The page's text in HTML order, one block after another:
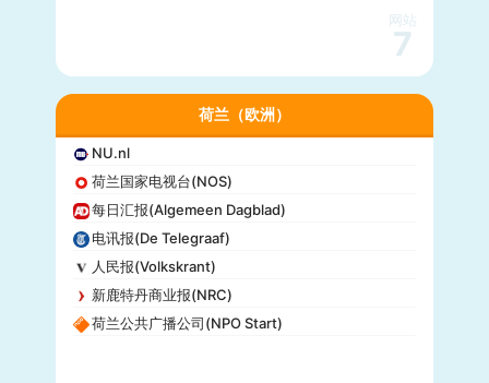
网站
7
荷兰（欧洲）
NU.nl
荷兰国家电视台(NOS)
每日汇报(Algemeen Dagblad)
电讯报(De Telegraaf)
人民报(Volkskrant)
新鹿特丹商业报(NRC)
荷兰公共广播公司(NPO Start)